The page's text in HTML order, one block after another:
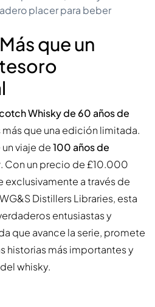
placer para beber
que un
Whisky de 60 años de
más que una edición limitada.
viaje de100 años de
. Con un precio de £10.000
a través de
Distillers Libraries, esta
entusiastas y
que avance la serie, promete
historias más importantes y
whisky.